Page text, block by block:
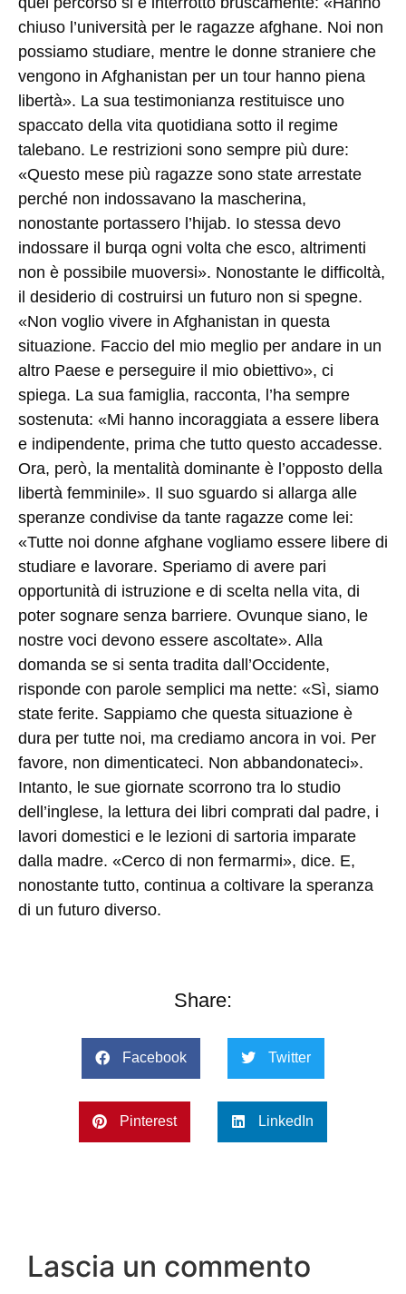
chiuso l’università per le ragazze afghane. Noi non
possiamo studiare, mentre le donne straniere che
vengono in Afghanistan per un tour hanno piena
libertà». La sua testimonianza restituisce uno
spaccato della vita quotidiana sotto il regime
talebano. Le restrizioni sono sempre più dure:
«Questo mese più ragazze sono state arrestate
perché non indossavano la mascherina,
nonostante portassero l’hijab. Io stessa devo
indossare il burqa ogni volta che esco, altrimenti
non è possibile muoversi». Nonostante le difficoltà,
il desiderio di costruirsi un futuro non si spegne.
«Non voglio vivere in Afghanistan in questa
situazione. Faccio del mio meglio per andare in un
altro Paese e perseguire il mio obiettivo», ci
spiega. La sua famiglia, racconta, l’ha sempre
sostenuta: «Mi hanno incoraggiata a essere libera
e indipendente, prima che tutto questo accadesse.
Ora, però, la mentalità dominante è l’opposto della
libertà femminile». Il suo sguardo si allarga alle
speranze condivise da tante ragazze come lei:
«Tutte noi donne afghane vogliamo essere libere di
studiare e lavorare. Speriamo di avere pari
opportunità di istruzione e di scelta nella vita, di
poter sognare senza barriere. Ovunque siano, le
nostre voci devono essere ascoltate». Alla
domanda se si senta tradita dall’Occidente,
risponde con parole semplici ma nette: «Sì, siamo
state ferite. Sappiamo che questa situazione è
dura per tutte noi, ma crediamo ancora in voi. Per
favore, non dimenticateci. Non abbandonateci».
Intanto, le sue giornate scorrono tra lo studio
dell’inglese, la lettura dei libri comprati dal padre, i
lavori domestici e le lezioni di sartoria imparate
dalla madre. «Cerco di non fermarmi», dice. E,
nonostante tutto, continua a coltivare la speranza
di un futuro diverso.
Share:
Facebook Twitter
Pinterest LinkedIn
Lascia un commento